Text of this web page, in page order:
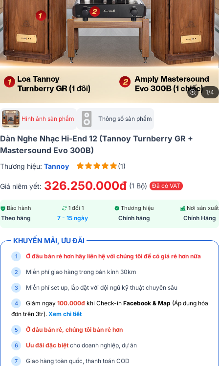
1/4
Hình ảnh sản phẩm Thông số sản phẩm
Dàn Nghe Nhạc Hi-End 12 (Tannoy Turnberry GR +
Mastersound Evo 300B)
Thương hiệu: Tannoy (1)
Giá niêm yết: 326.250.000đ (1 Bộ) Đã có VAT
Bảo hành
Theo hãng
1 đổi 1
7 - 15 ngày
Thương hiệu
Chính hãng
Nơi sản xuất
Chính Hãng
KHUYẾN MÃI, ƯU ĐÃI
Ở đâu bán rẻ hơn hãy liên hệ với chúng tôi để có giá rẻ hơn nữa
Miễn phí giao hàng trong bán kính 30km
Miễn phí set up, lắp đặt với đội ngũ kỹ thuật chuyên sâu
Giảm ngay 100.000đ khi Check-in Facebook & Map (Áp dụng hóa
đơn trên 3tr). Xem chi tiết
Ở đâu bán rẻ, chúng tôi bán rẻ hơn
Ưu đãi đặc biệt cho doanh nghiệp, dự án
Giao hàng toàn quốc, thanh toán COD